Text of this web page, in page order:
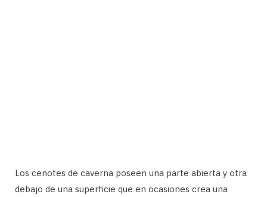
Los cenotes de caverna poseen una parte abierta y otra
debajo de una superficie que en ocasiones crea una